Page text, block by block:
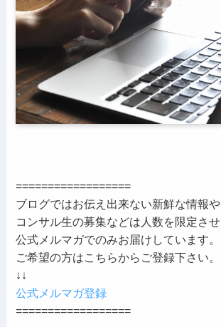
==================
ブログではお伝え出来ない新鮮な情報や
コンサル生の募集などは人数を限定さ
公式メルマガでのみお届けしています。
ご希望の方はこちらからご登録下さい。
↓↓
公式メルマガ登録
==================